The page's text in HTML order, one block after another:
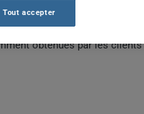
postal exact, l'année de
obtenues par les
Tout accepter